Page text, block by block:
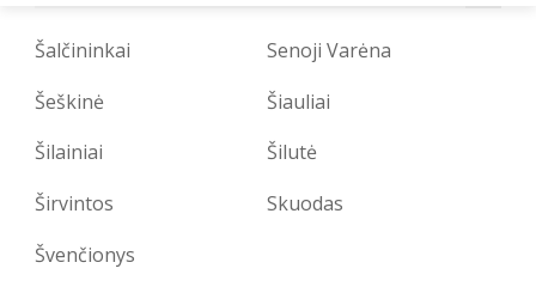
Šalčininkai
Senoji Varėna
Šeškinė
Šiauliai
Šilainiai
Šilutė
Širvintos
Skuodas
Švenčionys